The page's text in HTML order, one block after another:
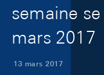
semaine
mars 2017
13 mars 2017